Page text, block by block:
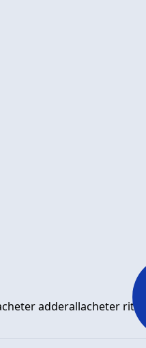
adderallacheter ritalin